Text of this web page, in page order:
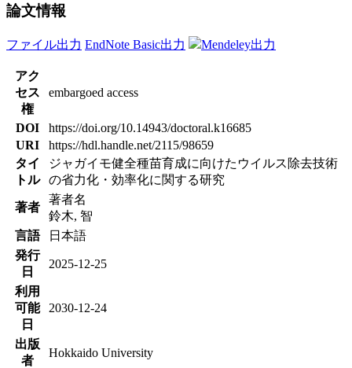
論文情報
ファイル出力 EndNote Basic出力 Mendeley出力
アク
セス
権
embargoed access
DOI
https://doi.org/10.14943/doctoral.k16685
URI
https://hdl.handle.net/2115/98659
タイ
トル
ジャガイモ健全種苗育成に向けたウイルス除去技術
の省力化・効率化に関する研究
著者
著者名
鈴木, 智
言語
日本語
発行
日
2025-12-25
利用
可能
日
2030-12-24
出版
者
Hokkaido University